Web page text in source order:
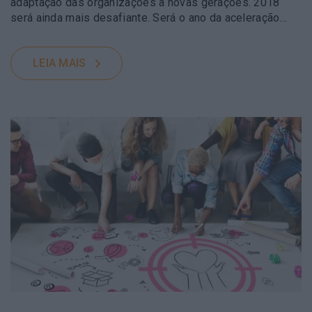
será ainda mais desafiante. Será o ano da aceleração…
LEIA MAIS